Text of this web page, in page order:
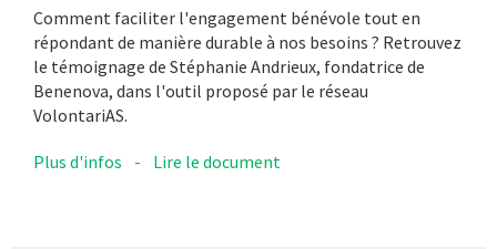
Comment faciliter l'engagement bénévole tout en
répondant de manière durable à nos besoins ? Retrouvez
le témoignage de Stéphanie Andrieux, fondatrice de
Benenova, dans l'outil proposé par le réseau
VolontariAS.
Plus d'infos - Lire le document